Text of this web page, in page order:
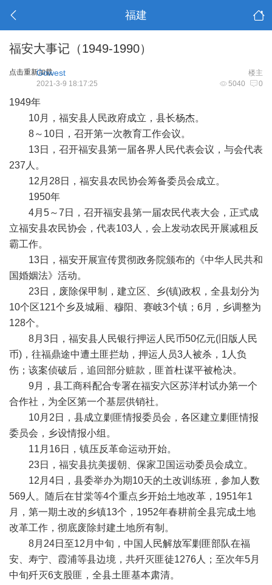
福建
福安大事记（1949-1990）
点击重新加载 楼主
Gowest
5040 0
2021-3-9 18:17:25
1949年
10月，福安县人民政府成立，县长杨杰。
8～10日，召开第一次教育工作会议。
13日，召开福安县第一届各界人民代表会议，与会代表
237人。
12月28日，福安县农民协会筹备委员会成立。
1950年
4月5～7日，召开福安县第一届农民代表大会，正式成
立福安县农民协会，代表103人，会上发动农民开展减租反
霸工作。
13日，福安开展宣传贯彻政务院颁布的《中华人民共和
国婚姻法》活动。
23日，废除保甲制，建立区、乡(镇)政权，全县划分为
10个区121个乡及城厢、穆阳、赛岐3个镇；6月，乡调整为
128个。
8月3日，福安县人民银行押运人民币50亿元(旧版人民
币)，往福鼎途中遭土匪拦劫，押运人员3人被杀，1人负
伤；该案侦破后，追回部分赃款，匪首杜谋平被枪决。
9月，县工商科配合专署在福安六区苏洋村试办第一个
合作社，为全区第一个基层供销社。
10月2日，县成立剿匪情报委员会，各区建立剿匪情报
委员会，乡设情报小组。
11月16日，镇压反革命运动开始。
23日，福安县抗美援朝、保家卫国运动委员会成立。
12月4日，县委举办为期10天的土改训练班，参加人数
569人。随后在甘棠等4个重点乡开始土地改革，1951年1
月，第一期土改的乡镇13个，1952年春耕前全县完成土地
改革工作，彻底废除封建土地所有制。
8月24日至12月中旬，中国人民解放军剿匪部队在福
安、寿宁、霞浦等县边境，共歼灭匪徒1276人；至次年5月
中旬歼灭6支股匪，全县土匪基本肃清。